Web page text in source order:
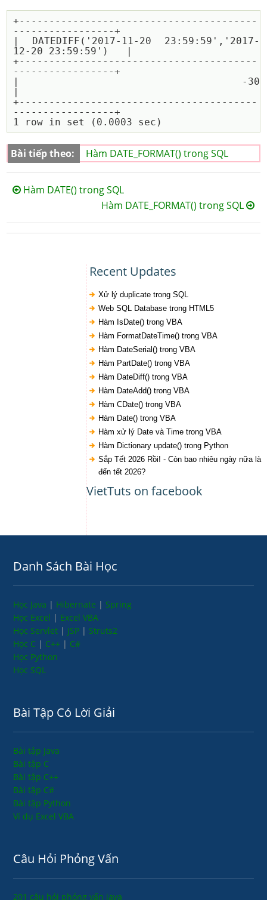
+----------------------------------------
-----------------+
| DATEDIFF('2017-11-20 23:59:59','2017-
12-20 23:59:59')   |
+----------------------------------------
-----------------+
| -30
|
+----------------------------------------
-----------------+
Bài tiếp theo: Hàm DATE_FORMAT() trong SQL
Hàm DATE() trong SQL
Hàm DATE_FORMAT() trong SQL
Recent Updates
Xử lý duplicate trong SQL
Web SQL Database trong HTML5
Hàm IsDate() trong VBA
Hàm FormatDateTime() trong VBA
Hàm DateSerial() trong VBA
Hàm PartDate() trong VBA
Hàm DateDiff() trong VBA
Hàm DateAdd() trong VBA
Hàm CDate() trong VBA
Hàm Date() trong VBA
Hàm xử lý Date và Time trong VBA
Hàm Dictionary update() trong Python
Sắp Tết 2026 Rồi! - Còn bao nhiêu ngày nữa là
đến tết 2026?
VietTuts on facebook
Danh Sách Bài Học
Học Java | Hibernate | Spring
Học Excel | Excel VBA
Học Servlet | JSP | Struts2
Học C | C++ | C#
Học Python
Học SQL
Bài Tập Có Lời Giải
Bài tập Java
Bài tập C
Bài tập C++
Bài tập C#
Bài tập Python
Ví dụ Excel VBA
Câu Hỏi Phỏng Vấn
201 câu hỏi phỏng vấn java